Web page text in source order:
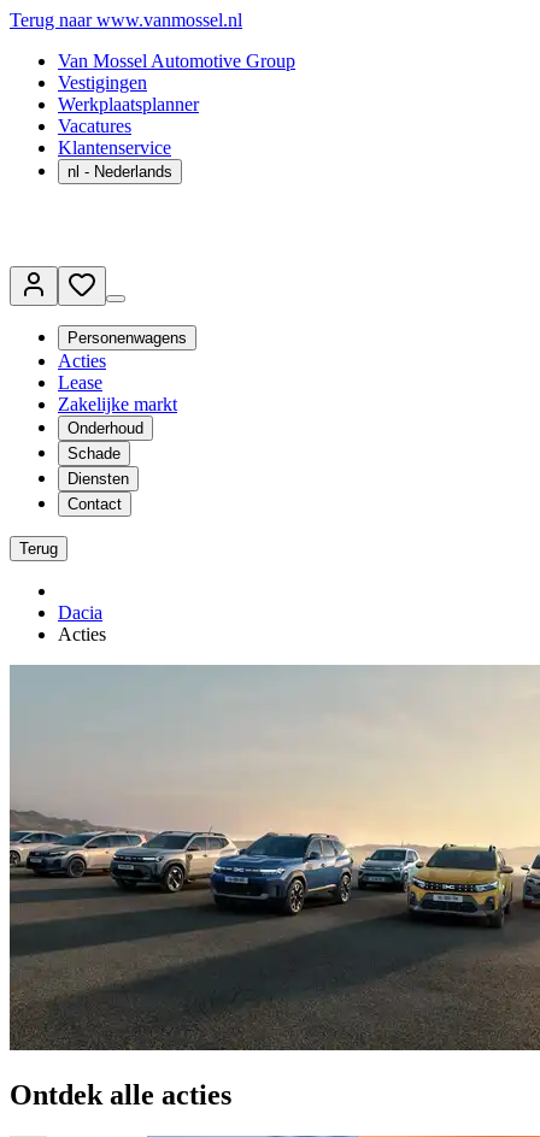
Terug naar www.vanmossel.nl
Van Mossel Automotive Group
Vestigingen
Werkplaatsplanner
Vacatures
Klantenservice
nl - Nederlands
Personenwagens
Acties
Lease
Zakelijke markt
Onderhoud
Schade
Diensten
Contact
Terug
Dacia
Acties
Ontdek alle acties